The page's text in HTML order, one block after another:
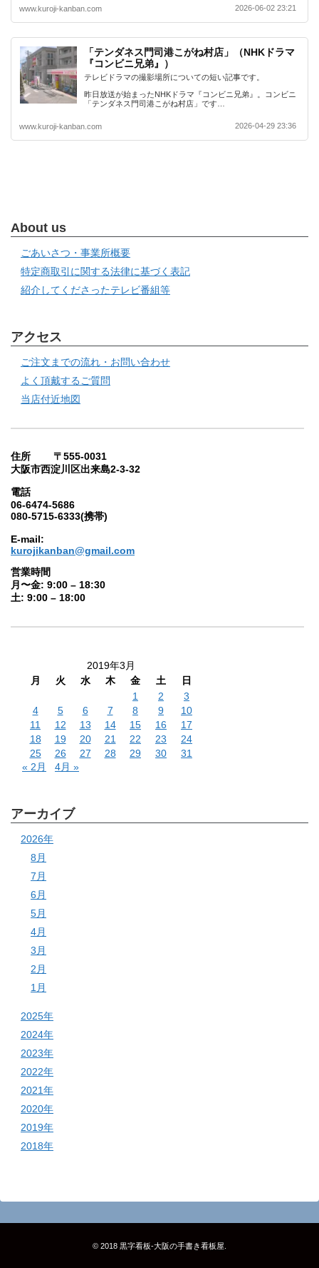
www.kuroji-kanban.com 2026-06-02 23:21
「テンダネス門司港こがね村店」（NHKドラマ
『コンビニ兄弟』）
テレビドラマの撮影場所についての短い記事です。
昨日放送が始まったNHKドラマ『コンビニ兄弟』。コンビニ
「テンダネス門司港こがね村店」です…
www.kuroji-kanban.com 2026-04-29 23:36
About us
ごあいさつ・事業所概要
特定商取引に関する法律に基づく表記
紹介してくださったテレビ番組等
アクセス
ご注文までの流れ・お問い合わせ
よく頂戴するご質問
当店付近地図
住所 〒555-0031
大阪市西淀川区出来島2-3-32
電話
06-6474-5686
080-5715-6333(携帯)
E-mail:
kurojikanban@gmail.com
営業時間
月〜金: 9:00 – 18:30
土: 9:00 – 18:00
2019年3月
月
火 水 木 金 土
日
1
2
3
4
5 6 7 8 9
10
11
12 13 14 15 16
17
18
19 20 21 22 23
24
25
26 27 28 29 30
31
« 2月
4月 »
アーカイブ
2026年
8月
7月
6月
5月
4月
3月
2月
1月
2025年
2024年
2023年
2022年
2021年
2020年
2019年
2018年
© 2018 黒字看板‐大阪の手書き看板屋